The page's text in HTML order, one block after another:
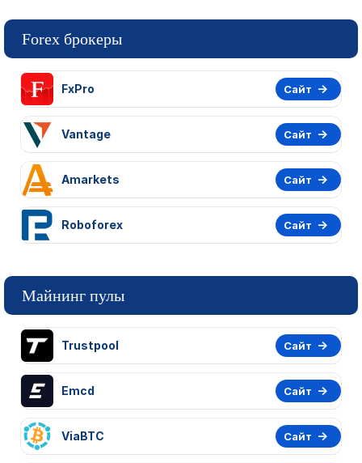
Forex брокеры
FxPro Сайт
Vantage Сайт
Amarkets Сайт
Roboforex Сайт
Майнинг пулы
Trustpool Сайт
Emcd Сайт
ViaBTC Сайт